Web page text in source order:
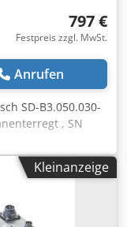
797 €
Festpreis zzgl. MwSt.
Anrufen
SD-B3.050.030-
, SN
Cedpfei D E S Ijx
Kleinanzeige